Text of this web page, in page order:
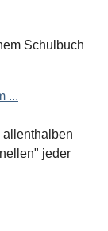
Schulbuch
...
allenthalben
jeder